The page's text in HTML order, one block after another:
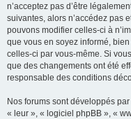
n’acceptez pas d’être
suivantes, alors n’accédez pas
pouvons modifier celles-ci à
que vous en soyez informé,
celles-ci par vous-même. Si
que des changements ont été
responsable des conditions
Nos forums sont développés
« leur », « logiciel phpBB », «